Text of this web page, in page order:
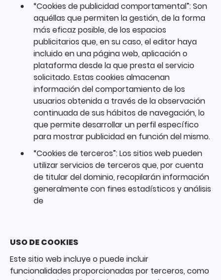
“Cookies de publicidad comportamental”: Son
aquéllas que permiten la gestión, de la forma
más eficaz posible, de los espacios
publicitarios que, en su caso, el editor haya
incluido en una página web, aplicación o
plataforma desde la que presta el servicio
solicitado. Estas cookies almacenan
información del comportamiento de los
usuarios obtenida a través de la observación
continuada de sus hábitos de navegación, lo
que permite desarrollar un perfil específico
para mostrar publicidad en función del mismo.
“Cookies de terceros”: Los sitios web pueden
utilizar servicios de terceros que, por cuenta
de titular del dominio, recopilarán información
generalmente con fines estadísticos y análisis
de
USO DE COOKIES
Este sitio web incluye o puede incluir
funcionalidades proporcionadas por terceros, como